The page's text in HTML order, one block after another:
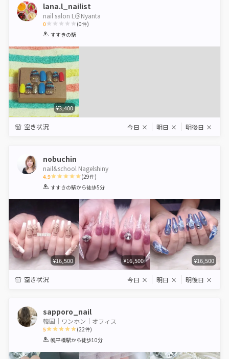
lana.l_nailist
nail salon L＠Nyanta
0
1 2 3 4 5
(0件)
すすきの駅
¥3,400
空き状況 今日 × 明日 × 明後日 ×
nobuchin
nail&school Nagelshiny
4.9
1 2 3 4 5
(29件)
すすきの駅から徒歩5分
¥16,500 ¥16,500 ¥16,500
空き状況 今日 × 明日 × 明後日 ×
sapporo_nail
韓国｜ワンホン｜オフィス
5
1 2 3 4 5
(22件)
幌平橋駅から徒歩10分